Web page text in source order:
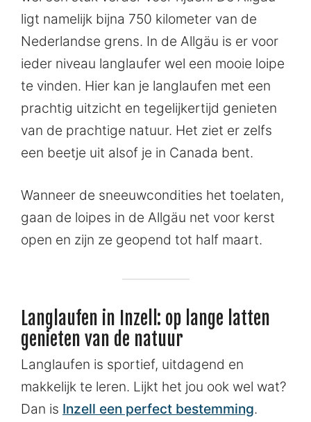
ligt namelijk bijna 750 kilometer van de
Nederlandse grens. In de Allgäu is er voor
ieder niveau langlaufer wel een mooie loipe
te vinden. Hier kan je langlaufen met een
prachtig uitzicht en tegelijkertijd genieten
van de prachtige natuur. Het ziet er zelfs
een beetje uit alsof je in Canada bent.
Wanneer de sneeuwcondities het toelaten,
gaan de loipes in de Allgäu net voor kerst
open en zijn ze geopend tot half maart.
Langlaufen in Inzell: op lange latten
genieten van de natuur
Langlaufen is sportief, uitdagend en
makkelijk te leren. Lijkt het jou ook wel wat?
Dan is Inzell een perfect bestemming.